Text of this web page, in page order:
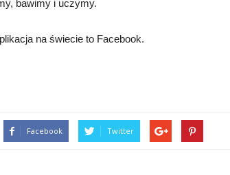
bawimy i uczymy.
na świecie to Facebook.
Facebook Twitter